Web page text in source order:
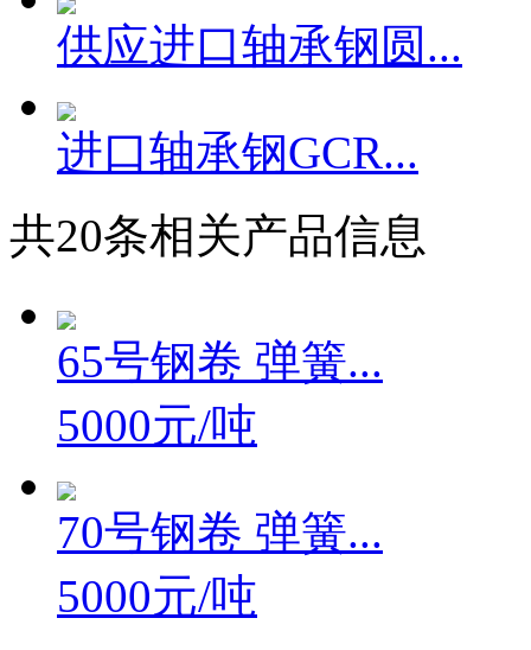
供应进口轴承钢圆...
进口轴承钢GCR...
共20条相关产品信息
65号钢卷 弹簧...
5000元/吨
70号钢卷 弹簧...
5000元/吨